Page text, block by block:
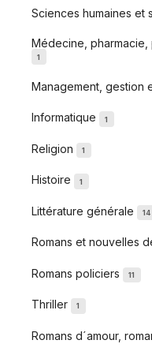
Sciences humaines et
Médecine,
1
Management, gestion
Informatique 1
Religion 1
Histoire 1
Littérature générale 14
Romans et nouvelles
Romans policiers 11
Thriller 1
Romans d´amour,